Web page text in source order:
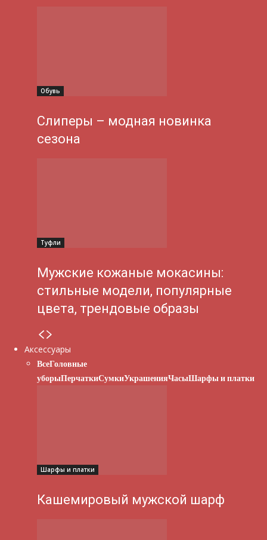
Обувь
Слиперы – модная новинка
сезона
Туфли
Мужские кожаные мокасины:
стильные модели, популярные
цвета, трендовые образы
Аксессуары
ВсеГоловные
уборыПерчаткиСумкиУкрашенияЧасыШарфы и платки
Шарфы и платки
Кашемировый мужской шарф